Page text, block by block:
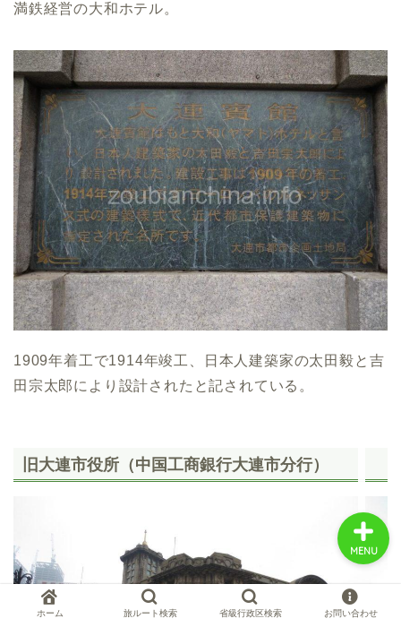
満鉄経営の大和ホテル。
1909年着工で1914年竣工、日本人建築家の太田毅と吉
田宗太郎により設計されたと記されている。
旧大連市役所（中国工商銀行大連市分行）
ホーム 旅ルート検索 省級行政区検索 お問い合わせ
MENU
中国お薦め観光地
中国の世界遺産